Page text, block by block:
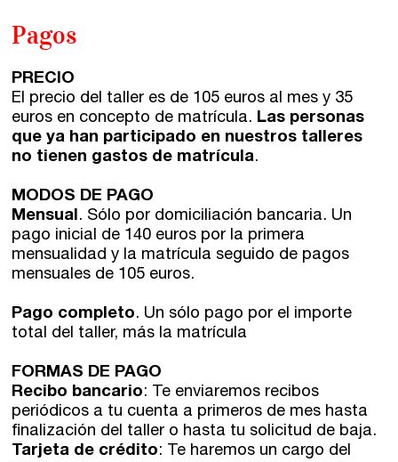
Pagos
PRECIO
El precio del taller es de 105 euros al mes y 35
euros en concepto de matrícula. Las personas
que ya han participado en nuestros talleres
no tienen gastos de matrícula.
MODOS DE PAGO
Mensual. Sólo por domiciliación bancaria. Un
pago inicial de 140 euros por la primera
mensualidad y la matrícula seguido de pagos
mensuales de 105 euros.
Pago completo. Un sólo pago por el importe
total del taller, más la matrícula
FORMAS DE PAGO
Recibo bancario: Te enviaremos recibos
periódicos a tu cuenta a primeros de mes hasta
finalización del taller o hasta tu solicitud de baja.
Tarjeta de crédito: Te haremos un cargo del